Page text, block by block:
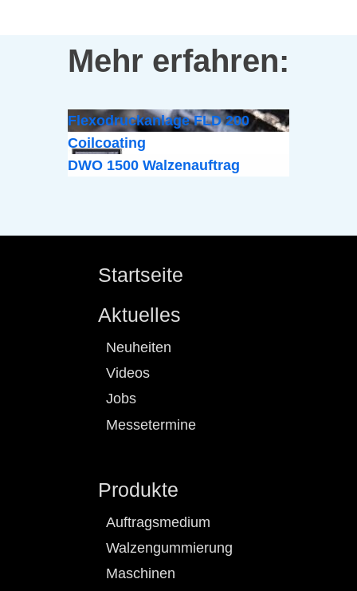
Mehr erfahren:
Flexodruckanlage FLD 200
Coilcoating
DWO 1500 Walzenauftrag
Startseite
Aktuelles
Neuheiten
Videos
Jobs
Messetermine
Produkte
Auftragsmedium
Walzengummierung
Maschinen